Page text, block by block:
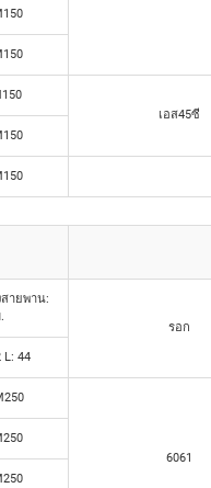
เอส45ซี
ายพาน:
รอก
L: 44
6061